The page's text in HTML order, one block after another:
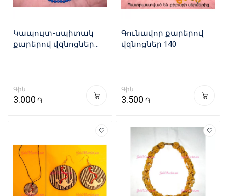
Կապույտ-սպիտակ
քարերով վզնոցներ
Գին
3.000 ֏
Գունավոր քարերով
վզնոցներ 140
Գին
3.500 ֏